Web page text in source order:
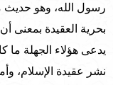
رسول الله، وهو حديث
بحرية العقيدة بمعنى
يدعى هؤلاء الجهلة ما
نشر عقيدة الإسلام،